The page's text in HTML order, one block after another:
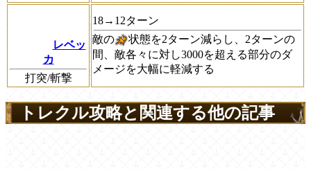
レベッ
カ
打突/斬撃
18→12ターン
敵の
状態を2ターン減らし、2ターンの
間、敵各々に対し3000を超える部分のダ
メージを大幅に軽減する
トレクル攻略と関連する他の記事